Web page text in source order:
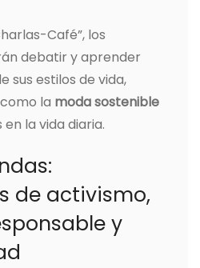
Café”, los
debatir y aprender
sus estilos de vida,
la moda sostenible
la vida diaria.
de activismo,
y